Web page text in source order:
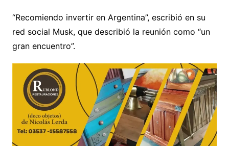
“Recomiendo invertir en Argentina”, escribió en su
red social Musk, que describió la reunión como “un
gran encuentro”.